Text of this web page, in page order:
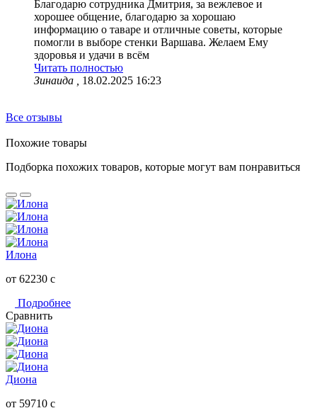
Благодарю сотрудника Дмитрия, за вежлевое и
хорошее общение, благодарю за хорошаю
информацию о таваре и отличные советы, которые
помогли в выборе стенки Варшава. Желаем Ему
здоровья и удачи в всём
Читать полностью
Зинаида ,
18.02.2025 16:23
Все отзывы
Похожие товары
Подборка похожих товаров, которые могут вам понравиться
Илона
от 62230 c
Подробнее
Сравнить
Диона
от 59710 c